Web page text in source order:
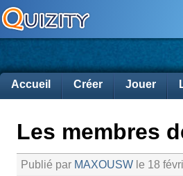
Accueil Créer Jouer
Les membres
Publié par MAXOUSW le 18